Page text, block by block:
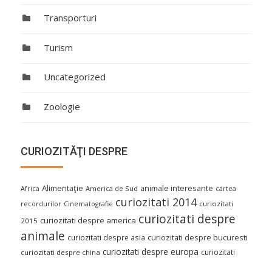
Transporturi
Turism
Uncategorized
Zoologie
CURIOZITĂŢI DESPRE
Africa Alimentaţie America de Sud animale interesante cartea
recordurilor Cinematografie curiozitati 2014 curiozitati
2015 curiozitati despre america curiozitati despre
animale curiozitati despre asia curiozitati despre bucuresti
curiozitati despre china curiozitati despre europa curiozitati